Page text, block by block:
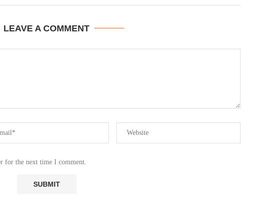
LEAVE A COMMENT
for the next time I comment.